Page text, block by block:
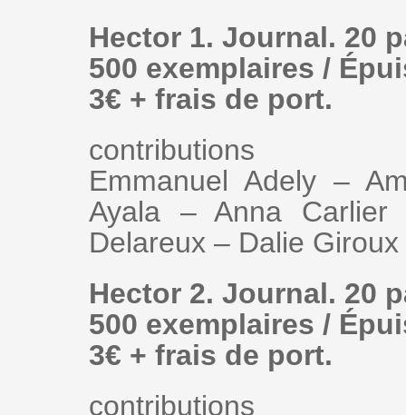
Hector 1. Journal. 20
500 exemplaires /
3€ + frais de port.
contributions
Emmanuel Adely –
Ayala – Anna
Delareux – Dalie
Hector 2. Journal. 20
500 exemplaires /
3€ + frais de port.
contributions